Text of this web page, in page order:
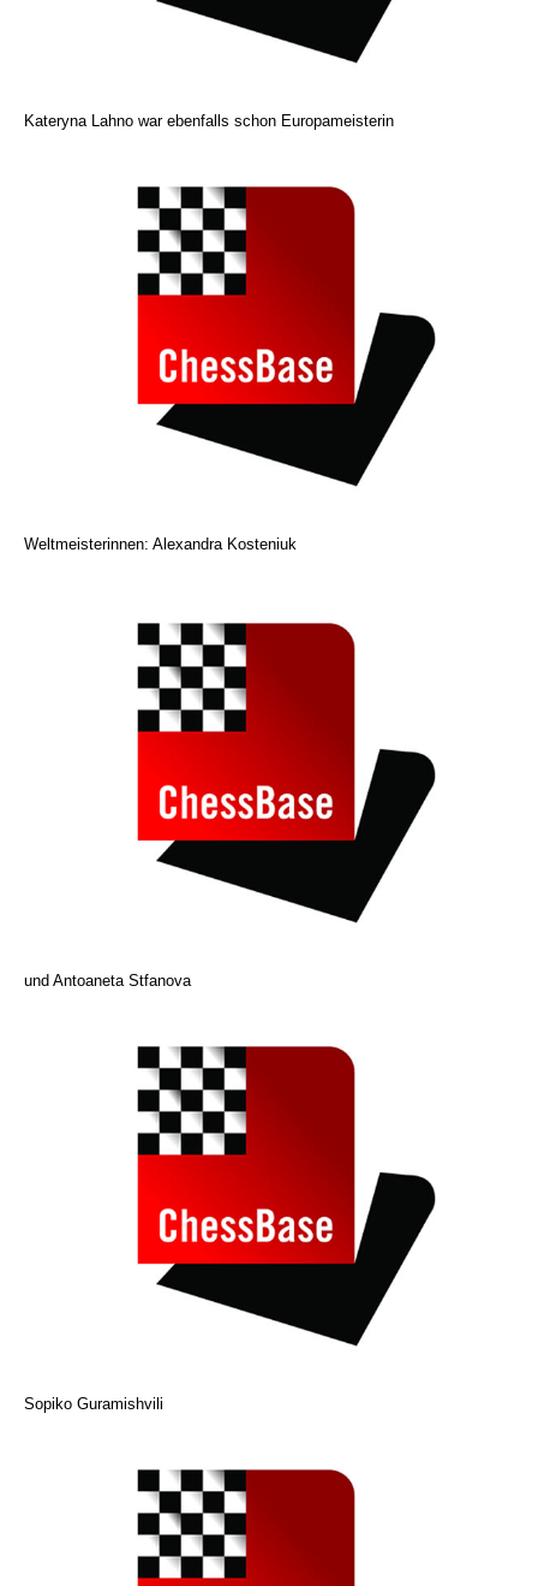
Kateryna Lahno war ebenfalls schon Europameisterin
Weltmeisterinnen: Alexandra Kosteniuk
und Antoaneta Stfanova
Sopiko Guramishvili